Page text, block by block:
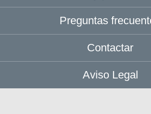
Preguntas
Contactar
Aviso Legal